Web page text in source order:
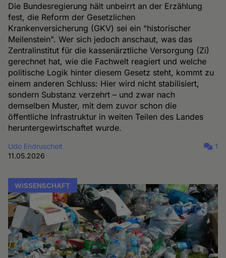
Die Bundesregierung hält unbeirrt an der Erzählung
fest, die Reform der Gesetzlichen
Krankenversicherung (GKV) sei ein "historischer
Meilenstein". Wer sich jedoch anschaut, was das
Zentralinstitut für die kassenärztliche Versorgung (Zi)
gerechnet hat, wie die Fachwelt reagiert und welche
politische Logik hinter diesem Gesetz steht, kommt zu
einem anderen Schluss: Hier wird nicht stabilisiert,
sondern Substanz verzehrt – und zwar nach
demselben Muster, mit dem zuvor schon die
öffentliche Infrastruktur in weiten Teilen des Landes
heruntergewirtschaftet wurde.
Udo Endruscheit
11.05.2026
1
WISSENSCHAFT